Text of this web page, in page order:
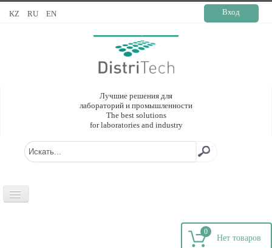
KZ RU EN Вход
Лучшие решения для
лабораторий и промышленности
The best solutions
for laboratories and industry
0